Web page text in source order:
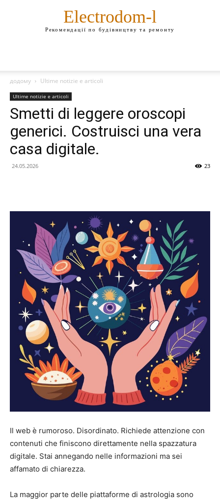
Electrodom-l
Рекомендації по будівництву та ремонту
додому Ultime notizie e articoli
Ultime notizie e articoli
Smetti di leggere oroscopi
generici. Costruisci una vera
casa digitale.
24.05.2026 23
Il web è rumoroso. Disordinato. Richiede attenzione con
contenuti che finiscono direttamente nella spazzatura
digitale. Stai annegando nelle informazioni ma sei
affamato di chiarezza.
La maggior parte delle piattaforme di astrologia sono